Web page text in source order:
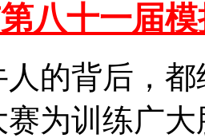
八十一届
的背后，
为训练广